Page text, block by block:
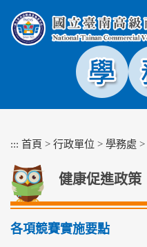
塊
::: 首頁 > 行政單位 > 學務處 >
健康促進政策
各項競賽實施要點